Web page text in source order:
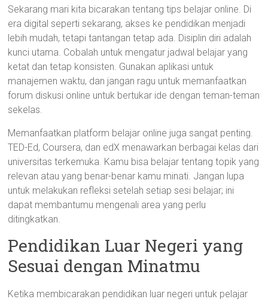
Sekarang mari kita bicarakan tentang tips belajar online. Di
era digital seperti sekarang, akses ke pendidikan menjadi
lebih mudah, tetapi tantangan tetap ada. Disiplin diri adalah
kunci utama. Cobalah untuk mengatur jadwal belajar yang
ketat dan tetap konsisten. Gunakan aplikasi untuk
manajemen waktu, dan jangan ragu untuk memanfaatkan
forum diskusi online untuk bertukar ide dengan teman-teman
sekelas.
Memanfaatkan platform belajar online juga sangat penting.
TED-Ed, Coursera, dan edX menawarkan berbagai kelas dari
universitas terkemuka. Kamu bisa belajar tentang topik yang
relevan atau yang benar-benar kamu minati. Jangan lupa
untuk melakukan refleksi setelah setiap sesi belajar; ini
dapat membantumu mengenali area yang perlu
ditingkatkan.
Pendidikan Luar Negeri yang
Sesuai dengan Minatmu
Ketika membicarakan pendidikan luar negeri untuk pelajar